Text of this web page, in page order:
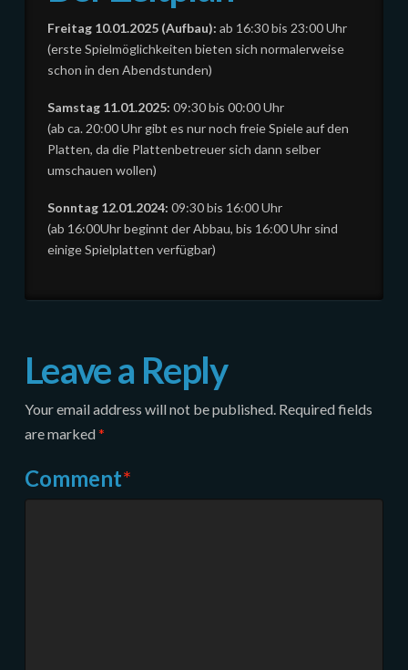
Freitag 10.01.2025 (Aufbau): ab 16:30 bis 23:00 Uhr
(erste Spielmöglichkeiten bieten sich normalerweise
schon in den Abendstunden)
Samstag 11.01.2025: 09:30 bis 00:00 Uhr
(ab ca. 20:00 Uhr gibt es nur noch freie Spiele auf den
Platten, da die Plattenbetreuer sich dann selber
umschauen wollen)
Sonntag 12.01.2024: 09:30 bis 16:00 Uhr
(ab 16:00Uhr beginnt der Abbau, bis 16:00 Uhr sind
einige Spielplatten verfügbar)
Leave a Reply
Your email address will not be published. Required fields
are marked*
Comment*